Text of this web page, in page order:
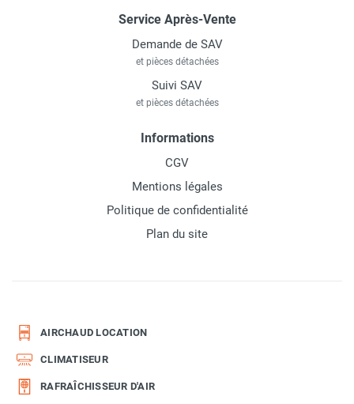
Service Après-Vente
Demande de SAV
et pièces détachées
Suivi SAV
et pièces détachées
Informations
CGV
Mentions légales
Politique de confidentialité
Plan du site
AIRCHAUD LOCATION
CLIMATISEUR
RAFRAÎCHISSEUR D'AIR